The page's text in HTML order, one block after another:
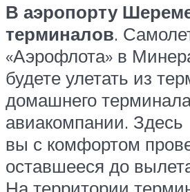
В аэропорту
терминалов.
«Аэрофлота» в
будете улетать из
домашнего
авиакомпании. Здесь
вы с комфортом
оставшееся до